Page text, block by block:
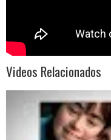
Videos Relacionados